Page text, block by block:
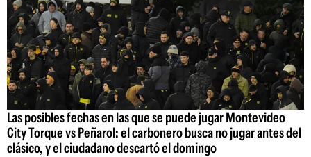
Las posibles fechas en las que se puede jugar Montevideo
City Torque vs Peñarol: el carbonero busca no jugar antes del
clásico, y el ciudadano descartó el domingo